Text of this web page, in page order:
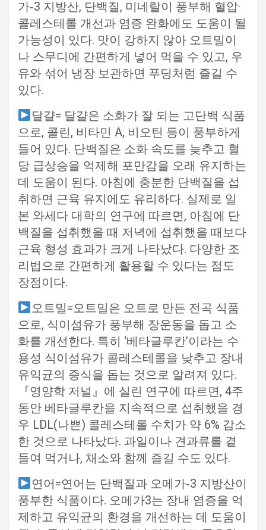
가‑3 지방산, 단백질, 미네랄이 풍부해 혈압·
콜레스테롤 개선과 염증 완화에도 도움이 될
가능성이 있다. 맛이 강하지 않아 오트밀이
나 스무디에 간편하게 넣어 먹을 수 있고, 우
유와 섞어 냉장 보관하면 푸딩처럼 즐길 수
있다.
달걀= 달걀은 소화가 잘 되는 고단백 식품
으로, 콜린, 비타민 A, 비오틴 등이 풍부하게
들어 있다. 단백질은 소화 속도를 늦추고 혈
당 급상승을 억제해 포만감을 오래 유지하는
데 도움이 된다. 아침에 충분한 단백질을 섭
취하면 근육 유지에도 유리하다. 실제로 일
본 와세다 대학의 연구에 따르면, 아침에 단
백질을 섭취했을 때 저녁에 섭취했을 때보다
근육 형성 효과가 크게 나타났다. 다양한 조
리법으로 간편하게 활용할 수 있다는 점도
장점이다.
오트밀=오트밀은 오트로 만든 전곡 식품
으로, 식이섬유가 풍부해 장운동을 돕고 소
화를 개선한다. 특히 ‘베타글루칸’이라는 수
용성 식이섬유가 콜레스테롤을 낮추고 장내
유익균의 증식을 돕는 것으로 알려져 있다.
『영양학 저널』에 실린 연구에 따르면, 4주
동안 베타글루칸을 지속적으로 섭취했을 경
우 LDL(나쁜) 콜레스테롤 수치가 약 6% 감소
한 것으로 나타났다. 과일이나 견과류를 곁
들여 먹거나, 채소와 함께 즐길 수도 있다.
연어=연어는 단백질과 오메가‑3 지방산이
풍부한 식품이다. 오메가3는 장내 염증을 억
제하고 유익균의 환경을 개선하는 데 도움이